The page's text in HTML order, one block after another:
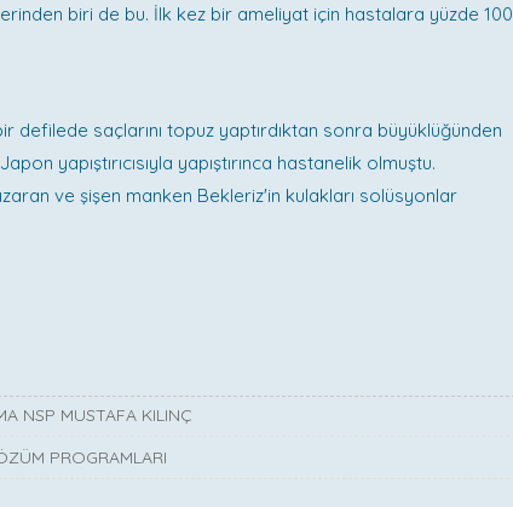
biri de bu. İlk kez bir ameliyat için hastalara yüzde 100
defilede saçlarını topuz yaptırdıktan sonra büyüklüğünden
yapıştırıcısıyla yapıştırınca hastanelik olmuştu.
ve şişen manken Bekleriz'in kulakları solüsyonlar
NSP MUSTAFA KILINÇ
PROGRAMLARI